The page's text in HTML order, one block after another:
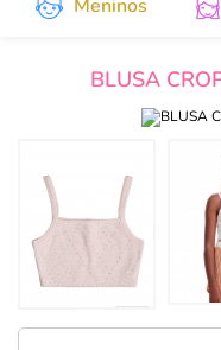
Meninos
BLUSA